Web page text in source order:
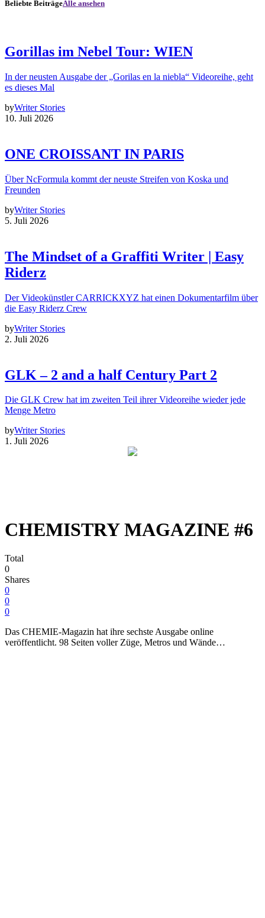
Beliebte BeiträgeAlle ansehen
Gorillas im Nebel Tour: WIEN
In der neusten Ausgabe der „Gorilas en la niebla“ Videoreihe, geht
es dieses Mal
byWriter Stories
10. Juli 2026
ONE CROISSANT IN PARIS
Über NcFormula kommt der neuste Streifen von Koska und
Freunden
byWriter Stories
5. Juli 2026
The Mindset of a Graffiti Writer | Easy
Riderz
Der Videokünstler CARRICKXYZ hat einen Dokumentarfilm über
die Easy Riderz Crew
byWriter Stories
2. Juli 2026
GLK – 2 and a half Century Part 2
Die GLK Crew hat im zweiten Teil ihrer Videoreihe wieder jede
Menge Metro
byWriter Stories
1. Juli 2026
CHEMISTRY MAGAZINE #6
Total
0
Shares
0
0
0
Das CHEMIE-Magazin hat ihre sechste Ausgabe online
veröffentlicht. 98 Seiten voller Züge, Metros und Wände…